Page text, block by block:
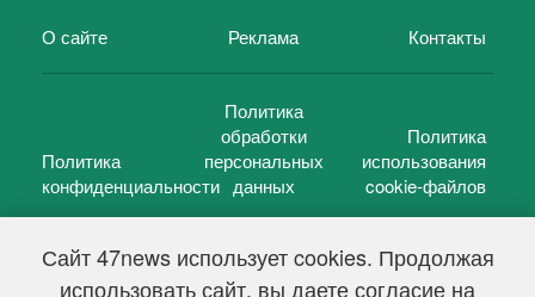
Сайт 47news использует cookies. Продолжая
использовать сайт, вы даете согласие на
О сайте Реклама Контакты
Политика
конфиденциальности
Политика
обработки
персональных
данных
Политика
использования
cookie-файлов